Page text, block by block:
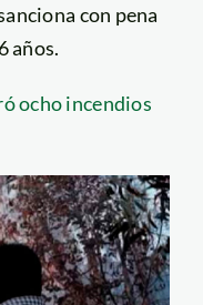
con pena
años.
ocho incendios